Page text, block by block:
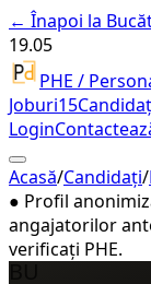
← Înapoi la
19.05
PHE /
Joburi15
Login
Acasă/Candidați/
● Profil
angajatorilor
verificați PHE.